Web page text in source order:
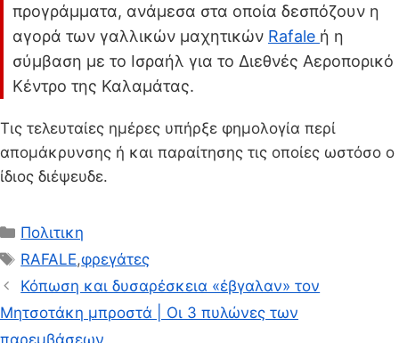
προγράμματα, ανάμεσα στα οποία δεσπόζουν η
αγορά των γαλλικών μαχητικών Rafale ή η
σύμβαση με το Ισραήλ για το Διεθνές Αεροπορικό
Κέντρο της Καλαμάτας.
Τις τελευταίες ημέρες υπήρξε φημολογία περί
απομάκρυνσης ή και παραίτησης τις οποίες ωστόσο ο
ίδιος διέψευδε.
Κατηγορίες
Πολιτικη
Ετικέτες
RAFALE,φρεγάτες
Κόπωση και δυσαρέσκεια «έβγαλαν» τον
Μητσοτάκη μπροστά | Οι 3 πυλώνες των
παρεμβάσεων